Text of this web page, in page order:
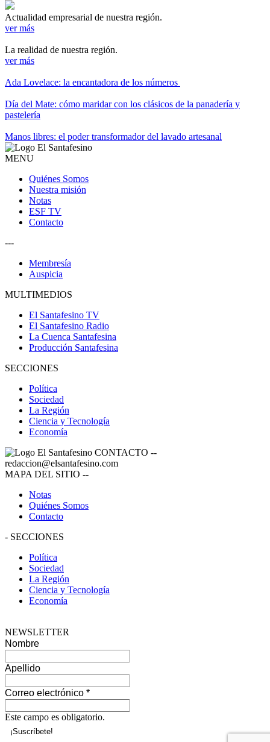
Actualidad empresarial de nuestra región.
ver más
La realidad de nuestra región.
ver más
Ada Lovelace: la encantadora de los números
Día del Mate: cómo maridar con los clásicos de la panadería y
pastelería
Manos libres: el poder transformador del lavado artesanal
MENU
Quiénes Somos
Nuestra misión
Notas
ESF TV
Contacto
---
Membresía
Auspicia
MULTIMEDIOS
El Santafesino TV
El Santafesino Radio
La Cuenca Santafesina
Producción Santafesina
SECCIONES
Política
Sociedad
La Región
Ciencia y Tecnología
Economía
CONTACTO --
redaccion@elsantafesino.com
MAPA DEL SITIO --
Notas
Quiénes Somos
Contacto
- SECCIONES
Política
Sociedad
La Región
Ciencia y Tecnología
Economía
NEWSLETTER
Nombre
Apellido
Correo electrónico *
Este campo es obligatorio.